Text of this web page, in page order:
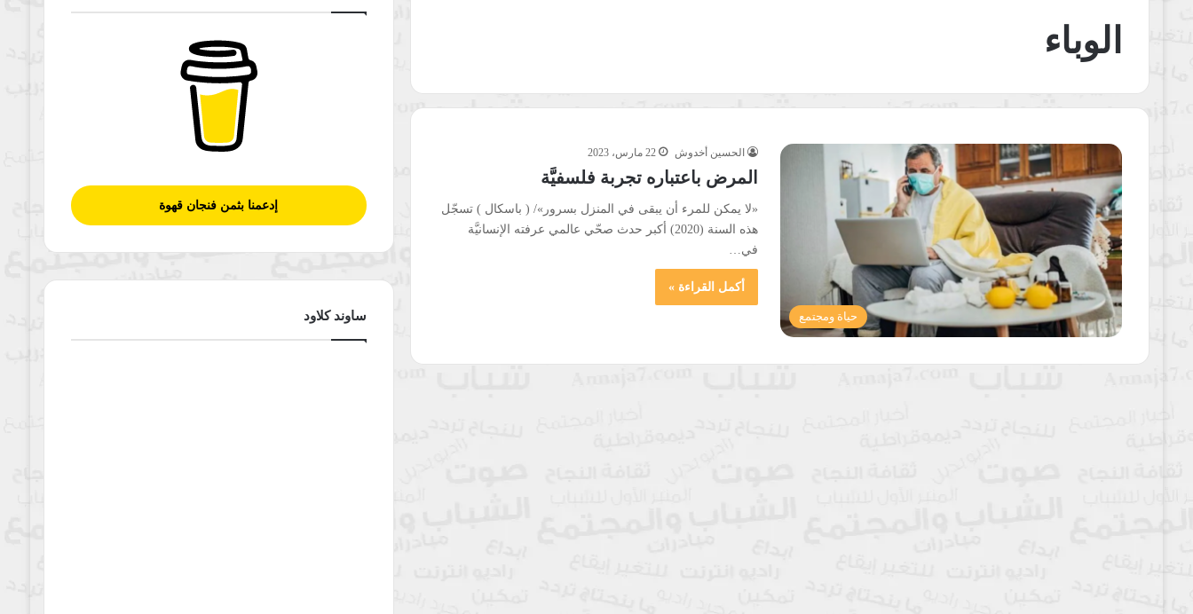
الوباء
حياة ومجتمع
الحسين أخدوش 22 مارس، 2023
المرض باعتباره تجربة فلسفيَّة
«لا يمكن للمرء أن يبقى في المنزل بسرور»/ ( باسكال ) تسجّل
هذه السنة (2020) أكبر حدث صحّي عالمي عرفته الإنسانيَّة
في…
أكمل القراءة »
إدعمنا بثمن فنجان قهوة
ساوند كلاود